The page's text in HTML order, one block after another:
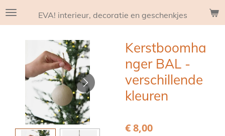
Ga
hoofdinhoud
EVA! interieur, decoratie en geschenkjes
Kerstboomha
nger BAL -
verschillende
kleuren
€ 8,00